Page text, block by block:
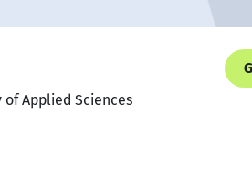
Applied Sciences